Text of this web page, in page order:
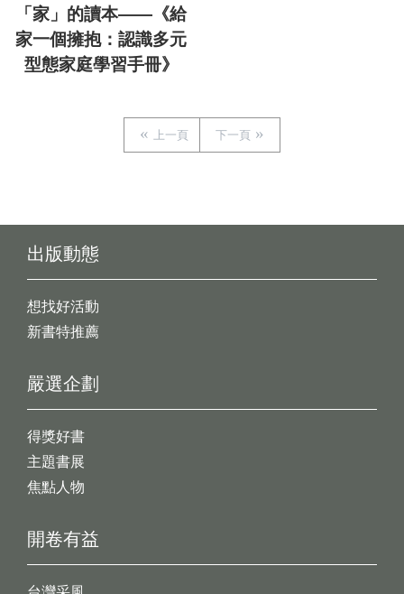
「家」的讀本——《給
家一個擁抱：認識多元
型態家庭學習手冊》
上一頁 下一頁
出版動態
想找好活動
新書特推薦
開卷有益
嚴選企劃
得獎好書
主題書展
焦點人物